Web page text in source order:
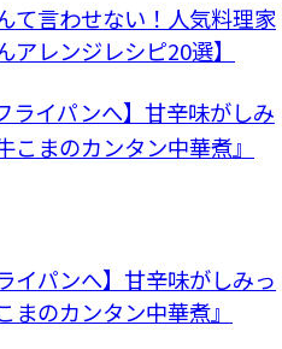
て言わせない！人気料理家
アレンジレシピ20選】
イパンへ】甘辛味がしみっ
まのカンタン中華煮』